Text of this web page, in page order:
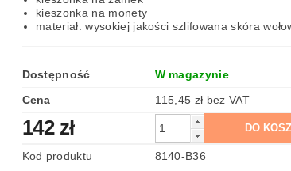
kieszonka na monety
materiał: wysokiej jakości szlifowana skóra
Dostępność
W magazynie
Cena
115,45 zł bez VAT
142 zł
Kod produktu
8140-B36